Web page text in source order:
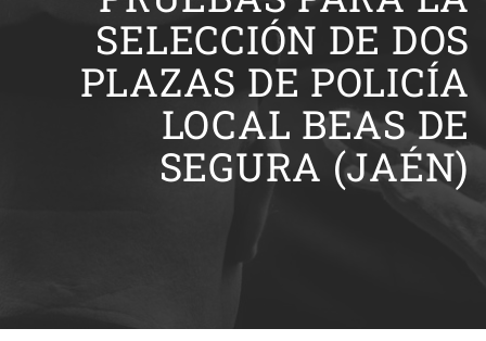
SELECCIÓN DE DOS
PLAZAS DE POLICÍA
LOCAL BEAS DE
SEGURA (JAÉN)